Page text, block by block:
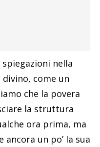
nella
come un
che la povera
la struttura
ora prima, ma
un po’ la sua